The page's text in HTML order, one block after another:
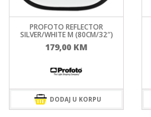
PROFOTO REFLECTOR
SILVER/WHITE M (80CM/32″)
179,00 KM
DODAJ U KORPU